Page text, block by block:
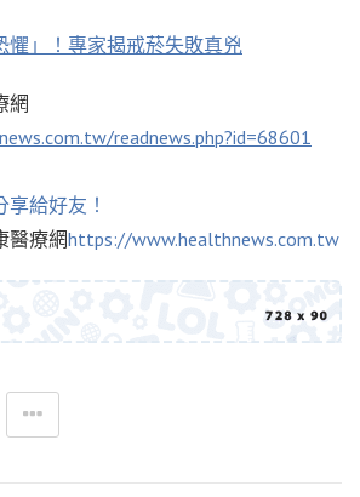
懼」！專家揭戒菸失敗真兇
網
readnews.php?id=68601
給好友！
醫療網https://www.healthnews.com.tw